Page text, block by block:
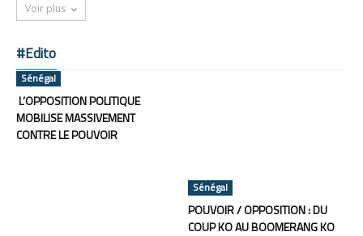
Voir plus
#Edito
Sénégal
L’OPPOSITION POLITIQUE
MOBILISE MASSIVEMENT
CONTRE LE POUVOIR
Sénégal
POUVOIR / OPPOSITION : DU
COUP KO AU BOOMERANG KO